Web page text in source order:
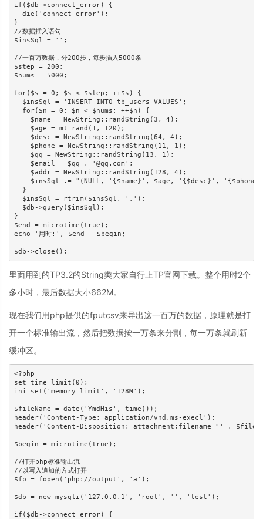
if($db->connect_error) {
  die('connect error');
}
//数据插入语句
$insSql = '';
//一百万数据，分200步，每步插入5000条
$step = 200;
$nums = 5000;
for($s = 0; $s < $step; ++$s) {
  $insSql = 'INSERT INTO tb_users VALUES';
  for($n = 0; $n < $nums; ++$n) {
    $name = NewString::randString(3, 4);
    $age = mt_rand(1, 120);
    $desc = NewString::randString(64, 4);
    $phone = NewString::randString(11, 1);
    $qq = NewString::randString(13, 1);
    $email = $qq . '@qq.com';
    $addr = NewString::randString(128, 4);
$insSql .= "(NULL, '{$name}', $age, '{$desc}',
  }
  $insSql = rtrim($insSql, ',');
  $db->query($insSql);
}
$end = microtime(true);
echo '用时:', $end - $begin;
里面用到的TP3.2的String类大家自行上TP官网下载。整个用时2个
多小时，最后数据大小662M。
现在我们用php提供的fputcsv来导出这一百万的数据，原理就是打
开一个标准输出流，然后把数据按一万条来分割，每一万条就刷新
缓冲区。
<?php
set_time_limit(0);
ini_set('memory_limit', '128M');
$fileName = date('YmdHis', time());
header('Content-Type: application/vnd.ms-execl');
header('Content-Disposition: attachment;filename="' .
$begin = microtime(true);
//打开php标准输出流
//以写入追加的方式打开
$fp = fopen('php://output', 'a');
$db = new mysqli('127.0.0.1', 'root', '', 'test');
if($db->connect_error) {